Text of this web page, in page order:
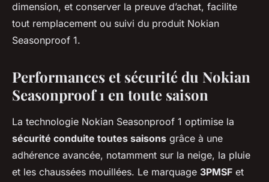
dimension, et conserver la preuve d’achat, facilite
tout remplacement ou suivi du produit Nokian
Seasonproof 1.
Performances et sécurité du Nokian
Seasonproof 1 en toute saison
La technologie Nokian Seasonproof 1 optimise la
sécurité conduite toutes saisons grâce à une
adhérence avancée, notamment sur la neige, la pluie
et les chaussées mouillées. Le marquage 3PMSF et